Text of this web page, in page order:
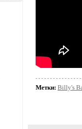
Метки: Billy's